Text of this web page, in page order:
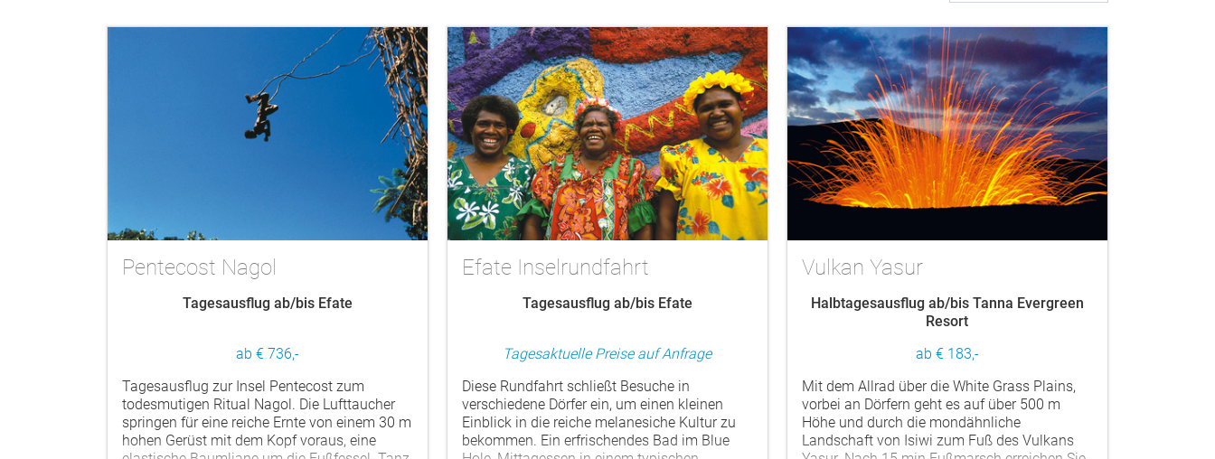
Pentecost Nagol
Tagesausflug ab/bis Efate
ab € 736,-
Tagesausflug zur Insel Pentecost zum
todesmutigen Ritual Nagol. Die Lufttaucher
springen für eine reiche Ernte von einem 30 m
hohen Gerüst mit dem Kopf voraus, eine
Efate Inselrundfahrt
Tagesausflug ab/bis Efate
Tagesaktuelle Preise auf Anfrage
Diese Rundfahrt schließt Besuche in
verschiedene Dörfer ein, um einen kleinen
Einblick in die reiche melanesiche Kultur zu
bekommen. Ein erfrischendes Bad im Blue
Vulkan Yasur
Halbtagesausflug ab/bis Tanna Evergreen
Resort
ab € 183,-
Mit dem Allrad über die White Grass Plains,
vorbei an Dörfern geht es auf über 500 m
Höhe und durch die mondähnliche
Landschaft von Isiwi zum Fuß des Vulkans